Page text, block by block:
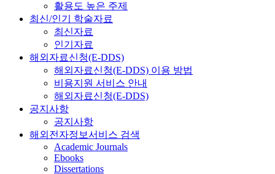
활용도 높은 주제
최신/인기 학술자료
최신자료
인기자료
해외자료신청(E-DDS)
해외자료신청(E-DDS) 이용 방법
비용지원 서비스 안내
해외자료신청(E-DDS)
공지사항
공지사항
해외전자정보서비스 검색
Academic Journals
Ebooks
Dissertations